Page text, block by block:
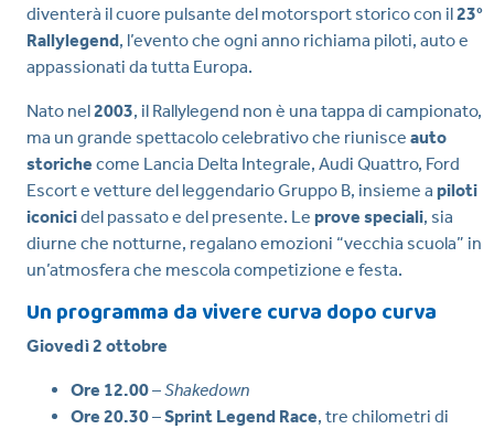
diventerà il cuore pulsante del motorsport storico con il23°
Rallylegend, l’evento che ogni anno richiama piloti, auto e
appassionati da tutta Europa.
Nato nel2003, il Rallylegend non è una tappa di campionato,
ma un grande spettacolo celebrativo che riunisce auto
storiche come Lancia Delta Integrale, Audi Quattro, Ford
Escort e vetture del leggendario Gruppo B, insieme a piloti
iconicidel passato e del presente. Le prove speciali, sia
diurne che notturne, regalano emozioni “vecchia scuola” in
un’atmosfera che mescola competizione e festa.
Un programma da vivere curva dopo curva
Giovedì 2 ottobre
Ore 12.00–Shakedown
Ore 20.30–Sprint Legend Race, tre chilometri di